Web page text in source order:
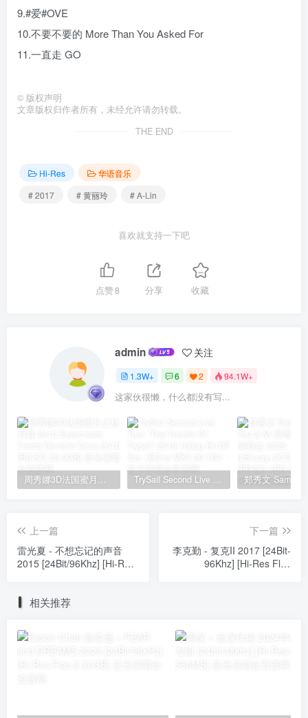
9.#爱#OVE
10.不要不要的 More Than You Asked For
11.一直走 GO
© 版权声明
文章版权归作者所有，未经允许请勿转载。
THE END
Hi-Res
华语音乐
# 2017
# 黄丽玲 # A-Lin
喜欢就支持一下吧
点赞8 分享 收藏
admin 关注
1.3W+ 6 2 94.1W+
这家伙很懒，什么都没有写...
周秀娜3D法国蜜月之旅写真 2010 Eyescream Fiesta Chrissie Chau 2010 [BDISO 22.9GB] TrySail Second Live Tour “The Travels Of Trysail” 2018 1080p Hi10P flac《BDrip MKV 20.7G》
上一篇
雷光夏 - 不想忘记的声音
2015 [24Bit/96Khz] [Hi-Res
下一篇
李克勤 - 复克II 2017 [24Bit-
96Khz] [Hi-Res Flac
相关推荐